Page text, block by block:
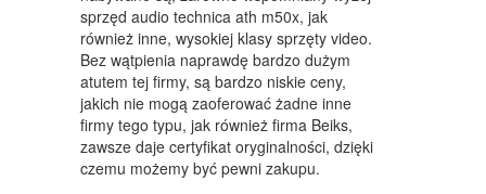
ART. SPOŻYWCZE
MATERIAŁY EKSPLOATACYJNE
INNE SKLEPY
URZĄDZENIA
MASZYNY
sprzęd audio technica ath m50x, jak
również inne, wysokiej klasy sprzęty video.
Bez wątpienia naprawdę bardzo dużym
atutem tej firmy, są bardzo niskie ceny,
jakich nie mogą zaoferować żadne inne
firmy tego typu, jak również firma Beiks,
zawsze daje certyfikat oryginalności, dzięki
czemu możemy być pewni zakupu.